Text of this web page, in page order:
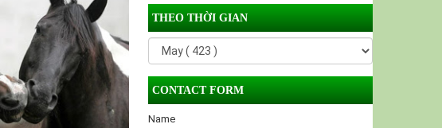
THEO THỜI GIAN
CONTACT FORM
Name